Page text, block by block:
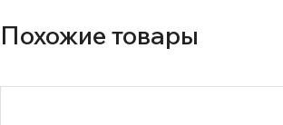
Похожие товары